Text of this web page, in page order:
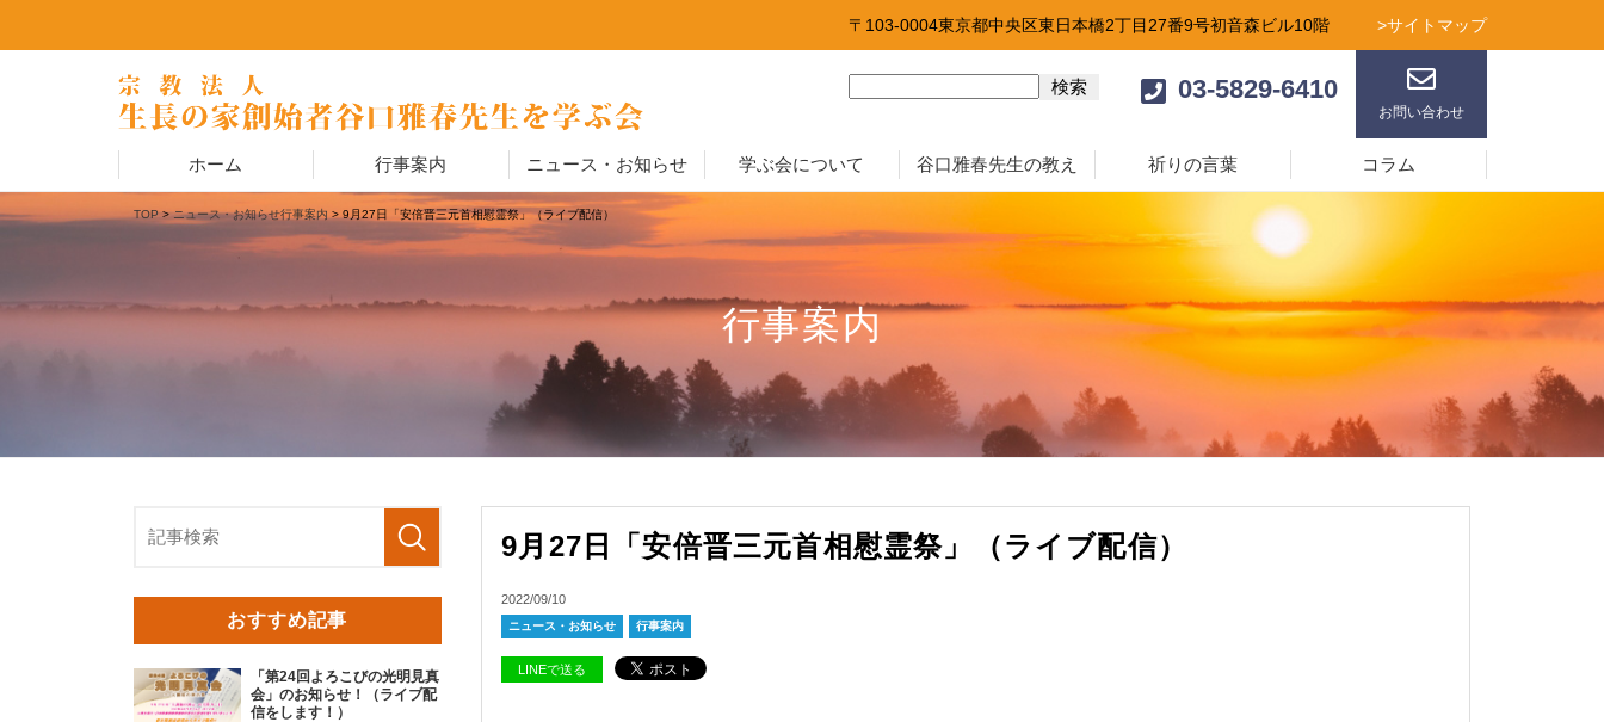
〒103-0004東京都中央区東日本橋2丁目27番9号初音森ビル10階 >サイトマップ
03-5829-6410
お問い合わせ
ホーム 行事案内 ニュース・お知らせ 学ぶ会について 谷口雅春先生の教え 祈りの言葉 コラム
TOP>ニュース・お知らせ行事案内 > 9月27日「安倍晋三元首相慰霊祭」（ライブ配信）
行事案内
9月27日「安倍晋三元首相慰霊祭」（ライブ配信）
2022/09/10
ニュース・お知らせ 行事案内
LINEで送る
おすすめ記事
「第24回よろこびの光明見真
会」のお知らせ！（ライブ配
信をします！）